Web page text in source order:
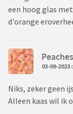
een hoog glas
d'orange
Peaches
03-09-2023
Niks, zeker geen
Alleen kaas wil ik